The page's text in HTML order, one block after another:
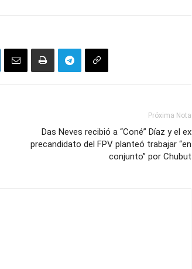
Próxima Nota
Das Neves recibió a “Coné” Díaz y el ex
precandidato del FPV planteó trabajar “en
conjunto” por Chubut